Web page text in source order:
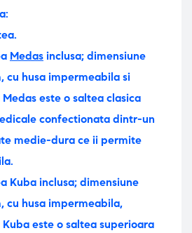
Medas inclusa; dimensiune
cu husa impermeabila si
este o saltea clasica
confectionata dintr-un
medie-dura ce ii permite
Kuba inclusa; dimensiune
cu husa impermeabila,
este o saltea superioara